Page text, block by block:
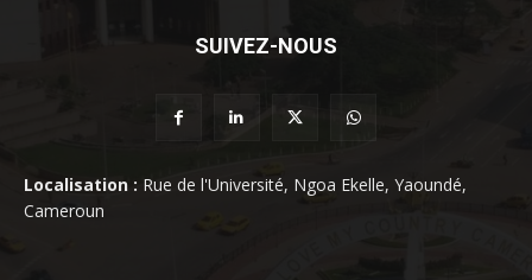
SUIVEZ-NOUS
Localisation : Rue de l'Université, Ngoa Ekelle, Yaoundé,
Cameroun